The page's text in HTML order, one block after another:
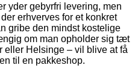
yder gebyrfri levering, men
erhverves for et konkret
gribe den mindst kostelige
om man opholder sig tæt
eller Helsinge – vil blive at få
til en pakkeshop.